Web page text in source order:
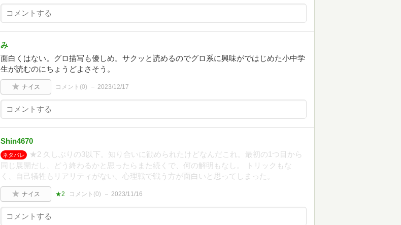
み
面白くはない。グロ描写も優しめ。サクッと読めるのでグロ系に興味がではじめた小中学
生が読むのにちょうどよさそう。
ナイス コメント(0) 2023/12/17
Shin4670
ネタバレ
★2 久しぶりの3以下。知り合いに勧められたけどなんだこれ。最初の1つ目から
同じ展開だし、どう終わるかと思ったらまた続くで、何の解明もなし。 トリックもな
く、自己犠牲もリアリティがない。心理戦で戦う方が面白いと思ってしまった。
ナイス ★2 コメント(0) 2023/11/16